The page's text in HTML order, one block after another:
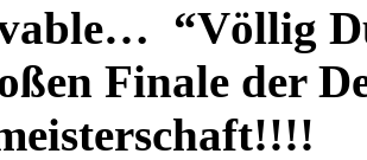
“Völlig
Finale der